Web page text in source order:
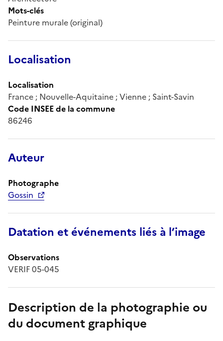
Mots-clés
Peinture murale (original)
Localisation
Localisation
France ; Nouvelle-Aquitaine ; Vienne ; Saint-Savin
Code INSEE de la commune
86246
Auteur
Photographe
Gossin
Datation et événements liés à l’image
Observations
VERIF 05-045
Description de la photographie ou
du document graphique